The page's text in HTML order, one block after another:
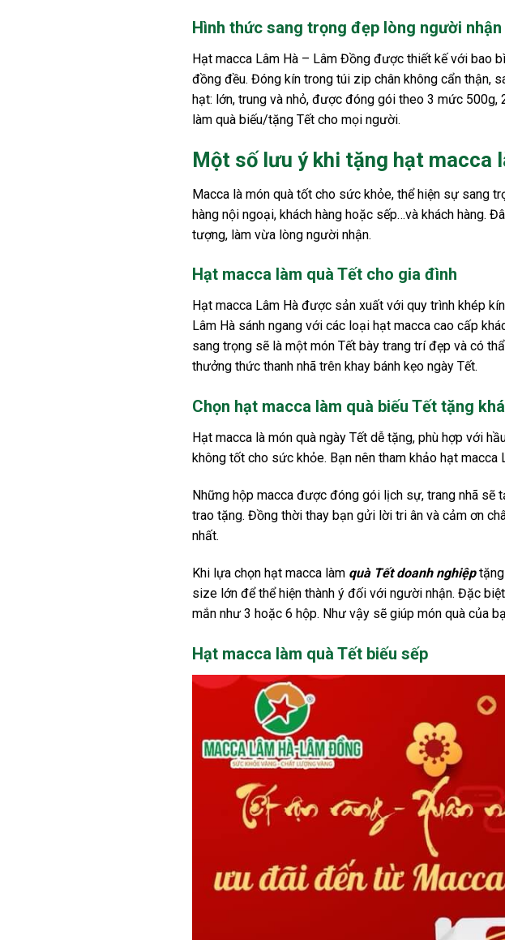
Hình thức sang trọng đẹp lòng người nhận
Hạt macca Lâm Hà – Lâm Đồng được thiết kế với bao
đồng đều. Đóng kín trong túi zip chân không cẩn thận,
hạt: lớn, trung và nhỏ, được đóng gói theo 3 mức
làm quà biếu/tặng Tết cho mọi người.
Một số lưu ý khi tặng hạt macca
Macca là món quà tốt cho sức khỏe, thể hiện sự sang
hàng nội ngoại, khách hàng hoặc sếp…và khách hàng.
tượng, làm vừa lòng người nhận.
Hạt macca làm quà Tết cho gia đình
Hạt macca Lâm Hà được sản xuất với quy trình khép
Lâm Hà sánh ngang với các loại hạt macca cao cấp
sang trọng sẽ là một món Tết bày trang trí đẹp và có
thưởng thức thanh nhã trên khay bánh kẹo ngày Tết.
Chọn hạt macca làm quà biếu Tết tặng
Hạt macca là món quà ngày Tết dễ tặng, phù hợp với
không tốt cho sức khỏe. Bạn nên tham khảo hạt macca
Những hộp macca được đóng gói lịch sự, trang nhã
trao tặng. Đồng thời thay bạn gửi lời tri ân và cảm ơn
nhất.
Khi lựa chọn hạt macca làm quà Tết doanh nghiệptặng
size lớn để thể hiện thành ý đối với người nhận. Đặc
mắn như 3 hoặc 6 hộp. Như vậy sẽ giúp món quà của
Hạt macca làm quà Tết biếu sếp